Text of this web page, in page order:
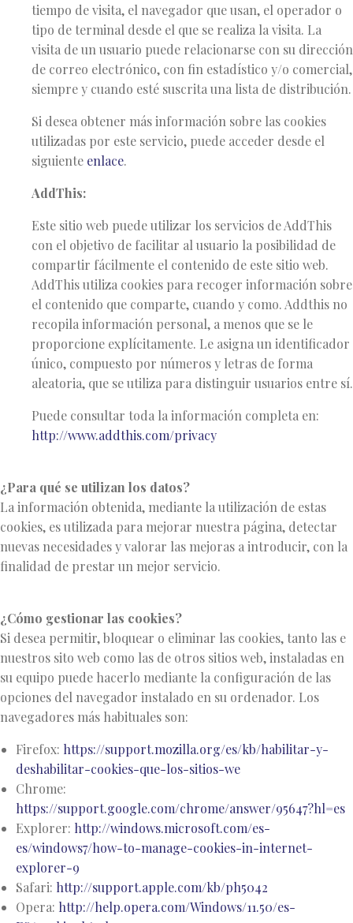
tiempo de visita, el navegador que usan, el operador o
tipo de terminal desde el que se realiza la visita. La
visita de un usuario puede relacionarse con su dirección
de correo electrónico, con fin estadístico y/o comercial,
siempre y cuando esté suscrita una lista de distribución.
Si desea obtener más información sobre las cookies
utilizadas por este servicio, puede acceder desde el
siguiente enlace.
AddThis:
Este sitio web puede utilizar los servicios de AddThis
con el objetivo de facilitar al usuario la posibilidad de
compartir fácilmente el contenido de este sitio web.
AddThis utiliza cookies para recoger información sobre
el contenido que comparte, cuando y como. Addthis no
recopila información personal, a menos que se le
proporcione explícitamente. Le asigna un identificador
único, compuesto por números y letras de forma
aleatoria, que se utiliza para distinguir usuarios entre sí.
Puede consultar toda la información completa en:
http://www.addthis.com/privacy
¿Para qué se utilizan los datos?
La información obtenida, mediante la utilización de estas
cookies, es utilizada para mejorar nuestra página, detectar
nuevas necesidades y valorar las mejoras a introducir, con la
finalidad de prestar un mejor servicio.
¿Cómo gestionar las cookies?
Si desea permitir, bloquear o eliminar las cookies, tanto las e
nuestros sito web como las de otros sitios web, instaladas en
su equipo puede hacerlo mediante la configuración de las
opciones del navegador instalado en su ordenador. Los
navegadores más habituales son:
Firefox: https://support.mozilla.org/es/kb/habilitar-y-
deshabilitar-cookies-que-los-sitios-we
Chrome:
https://support.google.com/chrome/answer/95647?hl=es
Explorer: http://windows.microsoft.com/es-
es/windows7/how-to-manage-cookies-in-internet-
explorer-9
Safari: http://support.apple.com/kb/ph5042
Opera: http://help.opera.com/Windows/11.50/es-